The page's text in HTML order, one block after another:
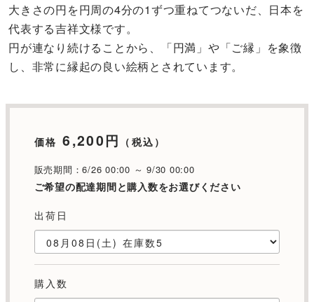
大きさの円を円周の4分の1ずつ重ねてつないだ、日本を
代表する吉祥文様です。
円が連なり続けることから、「円満」や「ご縁」を象徴
し、非常に縁起の良い絵柄とされています。
価格 6,200円 （税込）
販売期間：6/26 00:00 ～ 9/30 00:00
ご希望の配達期間と購入数をお選びください
出荷日
購入数